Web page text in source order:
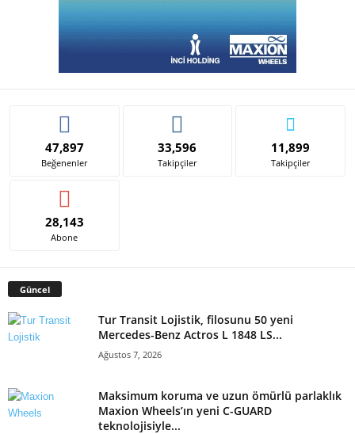
47,897
Beğenenler
33,596
Takipçiler
11,899
Takipçiler
28,143
Abone
Güncel
Tur Transit Lojistik, filosunu 50 yeni
Mercedes-Benz Actros L 1848 LS...
Ağustos 7, 2026
Maksimum koruma ve uzun ömürlü parlaklık
Maxion Wheels’ın yeni C-GUARD
teknolojisiyle...